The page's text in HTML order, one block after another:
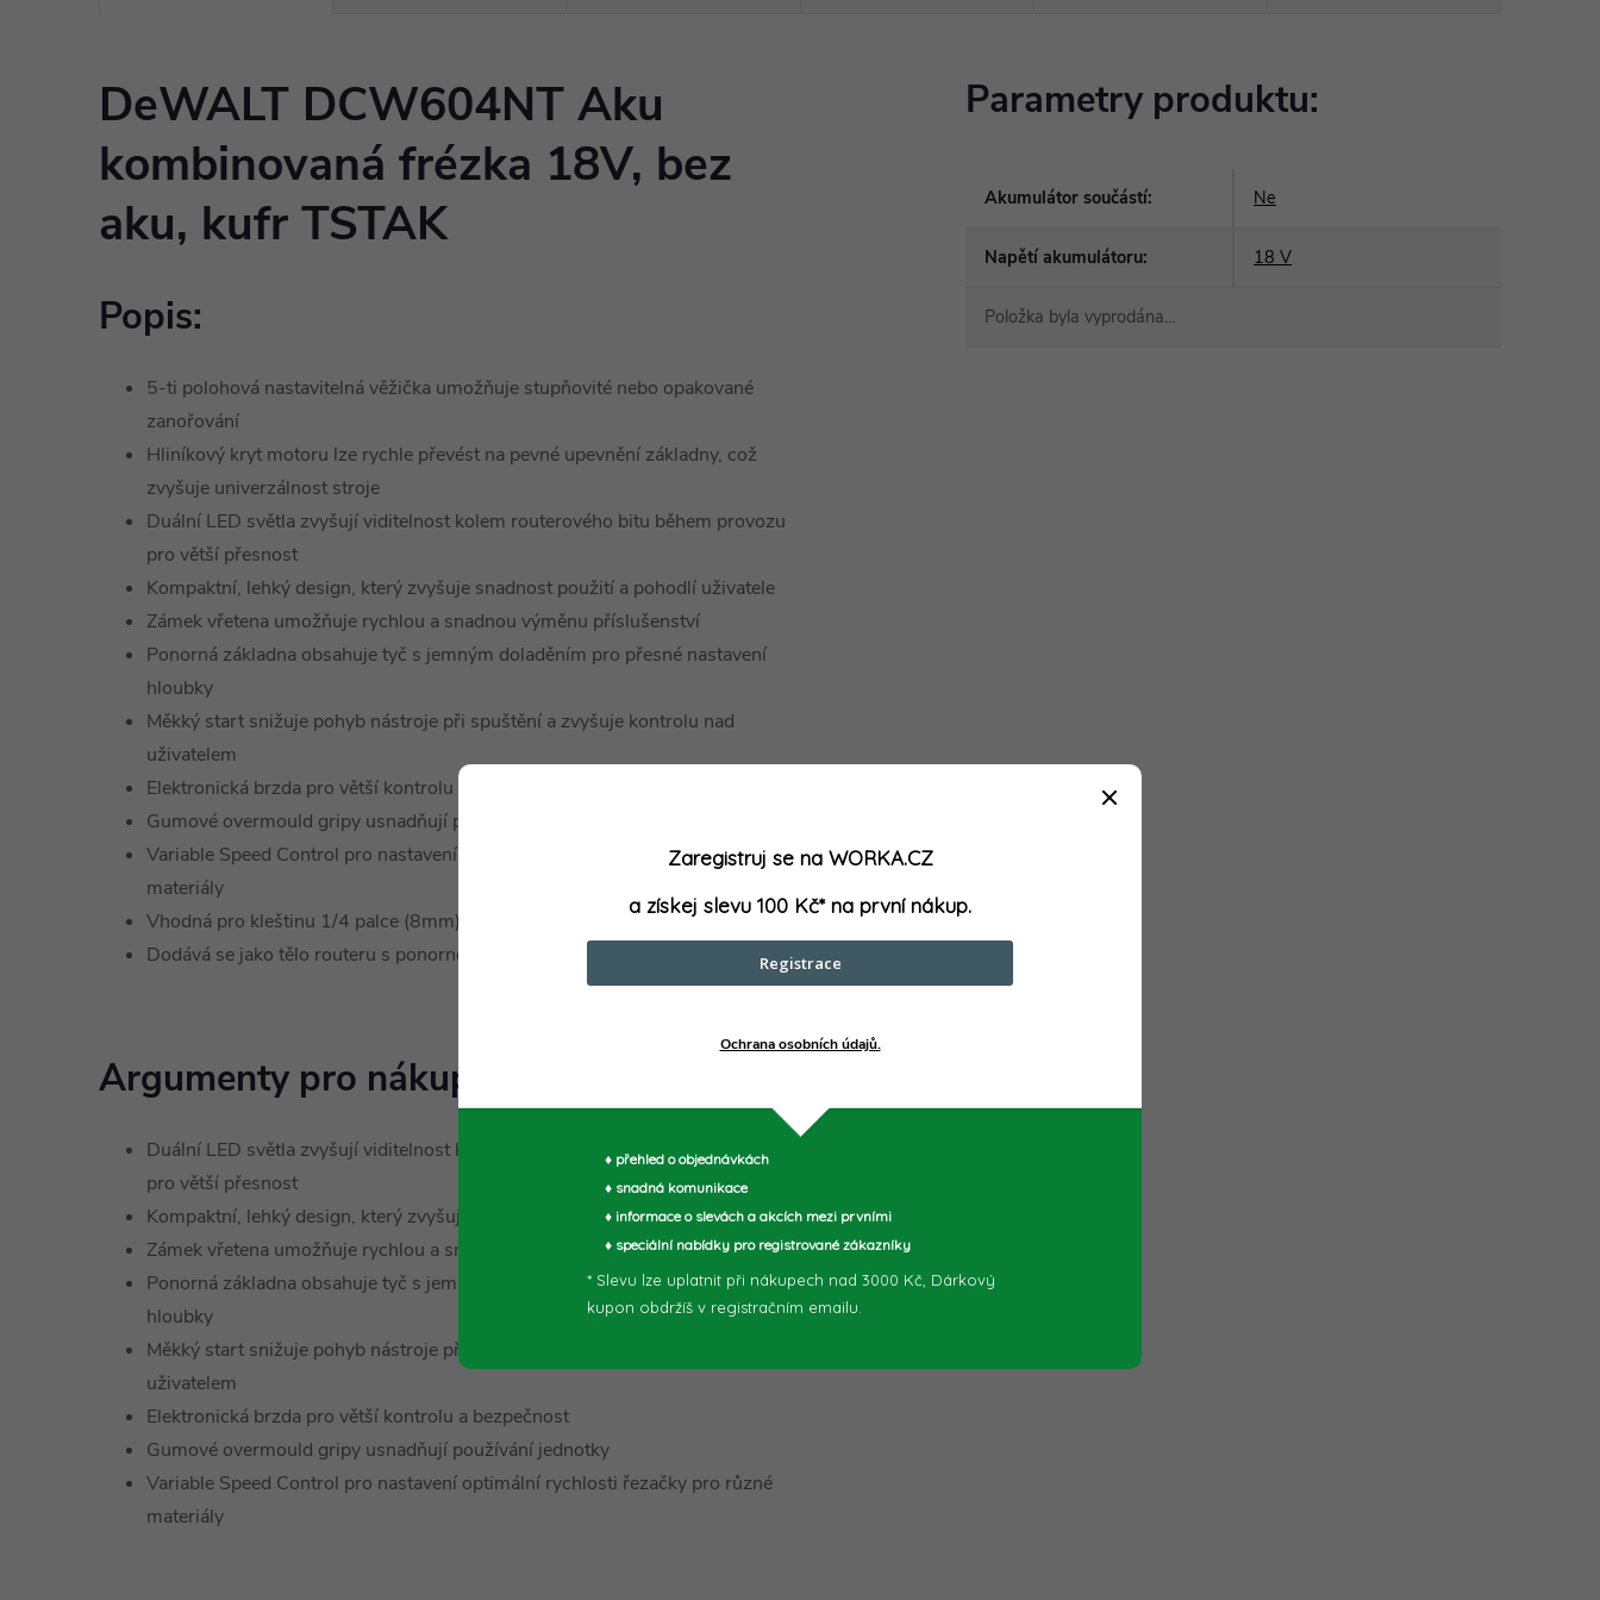
DeWALT DCW604NT Aku
kombinovaná frézka 18V, bez
aku, kufr TSTAK
Popis:
5-ti polohová nastavitelná věžička umožňuje stupňovité nebo opakované
zanořování
Hliníkový kryt motoru lze rychle převést na pevné upevnění základny, což
zvyšuje univerzálnost stroje
Duální LED světla zvyšují viditelnost kolem routerového bitu během provozu
pro větší přesnost
Kompaktní, lehký design, který zvyšuje snadnost použití a pohodlí uživatele
Zámek vřetena umožňuje rychlou a snadnou výměnu příslušenství
Ponorná základna obsahuje tyč s jemným doladěním pro přesné nastavení
hloubky
Měkký start snižuje pohyb nástroje při spuštění a zvyšuje kontrolu nad
uživatelem
Elektronická brzda pro větší kontrolu a bezpečnost
Gumové overmould gripy usnadňují používání jednotky
Variable Speed Control pro nastavení optimální rychlosti řezačky pro různé
materiály
Vhodná pro kleštinu 1/4 palce (8mm)
Dodává se jako tělo routeru s ponornou základnou a pevnou základnou
Argumenty pro nákup:
Duální LED světla zvyšují viditelnost kolem routerového bitu během provozu
pro větší přesnost
Kompaktní, lehký design, který zvyšuje snadnost použití a pohodlí uživatele
Zámek vřetena umožňuje rychlou a snadnou výměnu příslušenství
Ponorná základna obsahuje tyč s jemným doladěním pro přesné nastavení
hloubky
Měkký start snižuje pohyb nástroje při spuštění a zvyšuje kontrolu nad
uživatelem
Elektronická brzda pro větší kontrolu a bezpečnost
Gumové overmould gripy usnadňují používání jednotky
Variable Speed Control pro nastavení optimální rychlosti řezačky pro různé
materiály
Parametry produktu:
Akumulátor součástí: Ne
Napětí akumulátoru: 18 V
Položka byla vyprodána…
Zaregistruj se na WORKA.CZ
a získej slevu 100 Kč* na první nákup.
Registrace
Ochrana osobních údajů.
♦ přehled o objednávkách
♦ snadná komunikace
♦ informace o slevách a akcích mezi prvními
♦ speciální nabídky pro registrované zákazníky
* Slevu lze uplatnit při nákupech nad 3000 Kč, Dárkový
kupon obdržíš v registračním emailu.